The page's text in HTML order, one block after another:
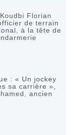
Florian
de terrain
à la tête de
: « Un jockey
sa carrière »,
ancien